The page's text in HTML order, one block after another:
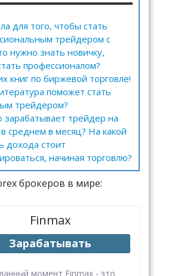
для того, чтобы стать
трейдером с
нужно знать новичку,
профессионалом?
книг по биржевой торговле!
поможет стать
трейдером?
зарабатывает трейдер на
среднем в месяц? На какой
дохода стоит
начиная торговлю?
брокеров в мире:
Finmax
Зарабатывать
момент Finmax - это